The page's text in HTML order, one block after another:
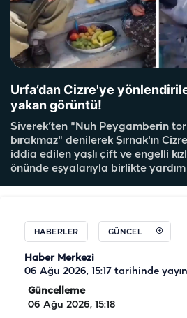
Urfa’dan Cizre'ye
yakan görüntü!
Siverek’ten "Nuh Peygamberin
bırakmaz" denilerek Şırnak'ın
iddia edilen yaşlı çift ve engelli
önünde eşyalarıyla birlikte
HABERLER GÜNCEL
Haber Merkezi
06 Ağu 2026, 15:17 tarihinde
Güncelleme
06 Ağu 2026, 15:18